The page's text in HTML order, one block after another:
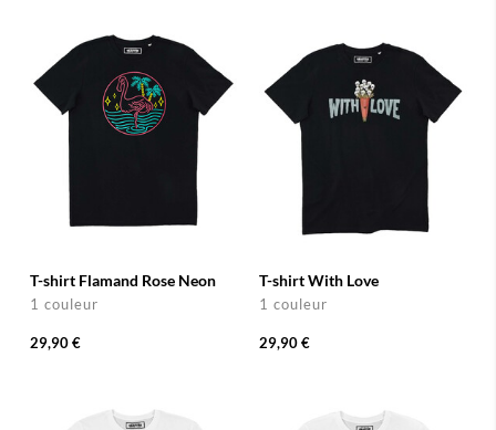
T-shirt Flamand Rose Neon
1 couleur
29,90 €
T-shirt With Love
1 couleur
29,90 €